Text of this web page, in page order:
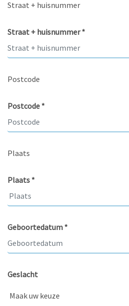
Straat + huisnummer
Straat + huisnummer *
Postcode
Postcode *
Plaats
Plaats *
Geboortedatum *
Geslacht